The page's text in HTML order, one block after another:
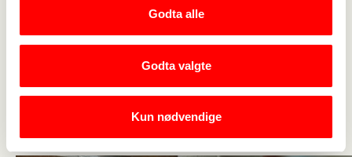
Godta alle
Godta valgte
Kun nødvendige
Fagforbundets nettside.